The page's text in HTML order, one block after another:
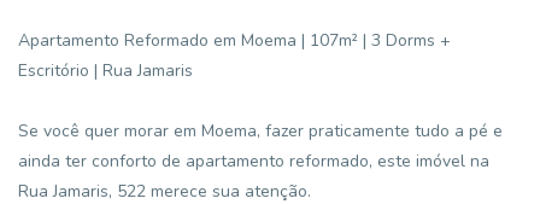
Apartamento Reformado em Moema | 107m² | 3 Dorms +
Escritório | Rua Jamaris
Se você quer morar em Moema, fazer praticamente tudo a pé e
ainda ter conforto de apartamento reformado, este imóvel na
Rua Jamaris, 522 merece sua atenção.